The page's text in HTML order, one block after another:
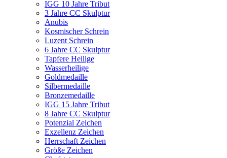
IGG 10 Jahre Tribut
3 Jahre CC Skulptur
Anubis
Kosmischer Schrein
Luzent Schrein
6 Jahre CC Skulptur
Tapfere Heilige
Wasserheilige
Goldmedaille
Silbermedaille
Bronzemedaille
IGG 15 Jahre Tribut
8 Jahre CC Skulptur
Potenzial Zeichen
Exzellenz Zeichen
Herrschaft Zeichen
Größe Zeichen